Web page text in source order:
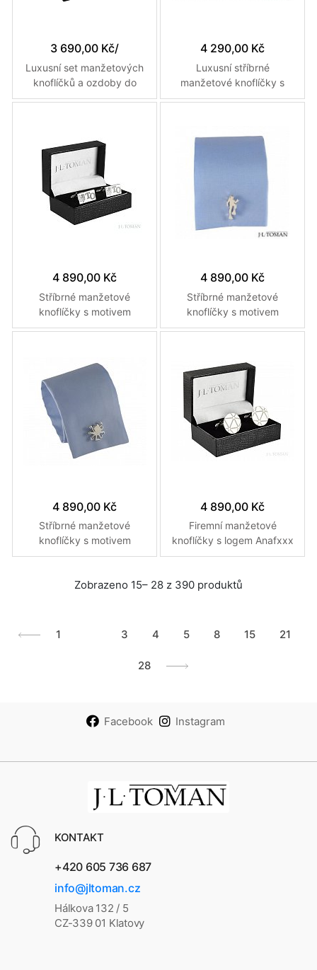
3 690,00 Kč/
Luxusní set manžetových
knoflíčků a ozdoby do
klopy saka s motivem
4 290,00 Kč
Luxusní stříbrné
manžetové knoflíčky s
monogramem Š vyrobené
4 890,00 Kč
Stříbrné manžetové
knoflíčky s motivem
Českého státního znaku a
4 890,00 Kč
Stříbrné manžetové
knoflíčky s motivem
potápěče vyrobené na
4 890,00 Kč
Stříbrné manžetové
knoflíčky s motivem
potápěče a chobotnice
4 890,00 Kč
Firemní manžetové
knoflíčky s logem Anafxxx
vyrobené na zakázku
Zobrazeno 15– 28 z 390 produktů
1 3 4 5 8 15 21
28
Facebook Instagram
KONTAKT
+420 605 736 687
info@jltoman.cz
Hálkova 132 / 5
CZ-339 01 Klatovy